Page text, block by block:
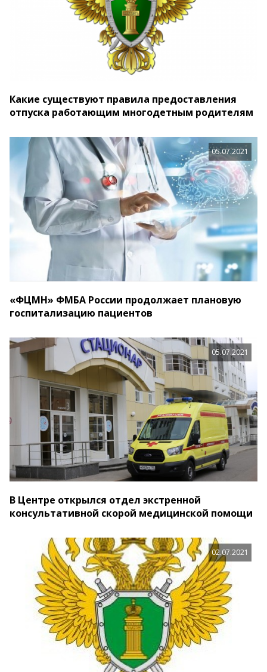
Какие существуют правила предоставления
отпуска работающим многодетным родителям
05.07.2021
«ФЦМН» ФМБА России продолжает плановую
госпитализацию пациентов
05.07.2021
В Центре открылся отдел экстренной
консультативной скорой медицинской помощи
02.07.2021